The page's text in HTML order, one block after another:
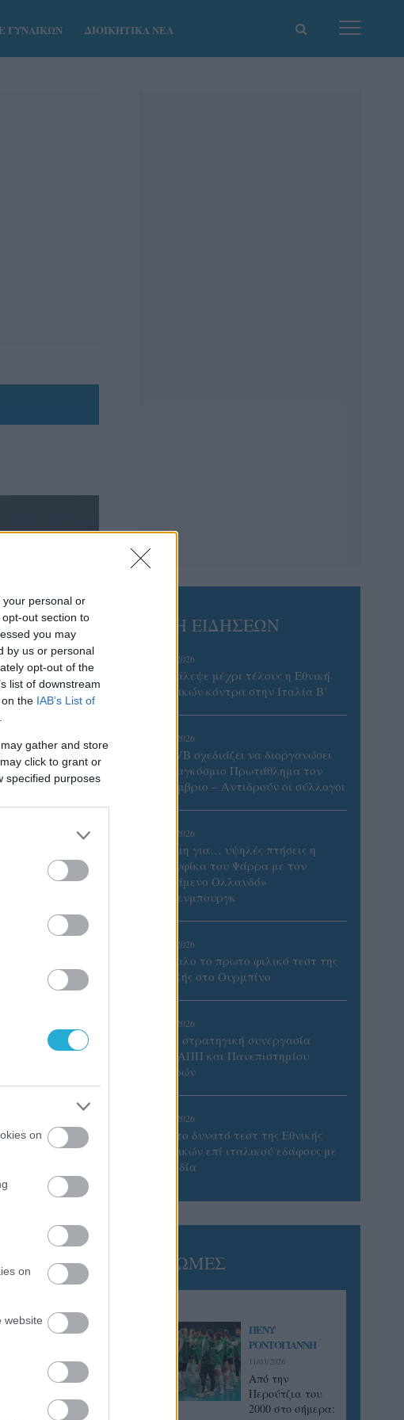
personal or
out section to
you may
by us or personal
opt-out of the
list of downstream
the IAB’s List of
gather and store
click to grant or
specified purposes
on
on
website
ΓΥΝΑΙΚΩΝ ΔΙΟΙΚΗΤΙΚΑ ΝΕΑ
ΡΟΗ ΕΙΔΗΣΕΩΝ
06/08/2026
Το πάλεψε μέχρι τέλους η Εθνική
γυναικών κόντρα στην Ιταλία Β’
06/08/2026
Η FIVB σχεδιάζει να διοργανώσει
το Παγκόσμιο Πρωτάθλημα τον
Δεκέμβριο – Αντιδρούν οι σύλλογοι
06/08/2026
Έτοιμη για… υψηλές πτήσεις η
Μπενφίκα του Ψάρρα με τον
«Ιπτάμενο Ολλανδό»
Βίλτενμπουργκ
05/08/2026
Ισόπαλο το πρωτο φιλικό τεστ της
Εθνικής στο Ουρμπίνο
05/08/2026
Προς στρατηγική συνεργασία
ΠΑΣΑΠΠ και Πανεπιστημίου
Πατρών
05/08/2026
Πρώτο δυνατό τεστ της Εθνικής
Γυναικών επί ιταλικού εδάφους με
Σουηδία
ΓΝΩΜΕΣ
ΠΕΝΥ
ΡΟΝΤΟΓΙΑΝΝΗ
11/03/2026
Από την
Περούτζια του
2000 στο σήμερα: